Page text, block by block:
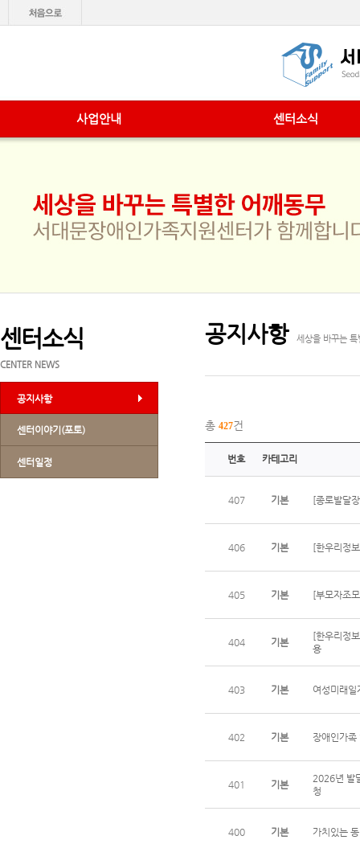
사업안내 센터소식
센터소식
CENTER NEWS
공지사항
센터이야기(포토)
센터일정
공지사항 세상을 바꾸는
총 427건
번호 카테고리
407 기본 [종로발달
406 기본 [한우리정
405 기본 [부모자조
404 기본
[한우리정
용
403 기본 여성미래
402 기본 장애인가족
401 기본
2026년 발
청
400 기본 가치있는